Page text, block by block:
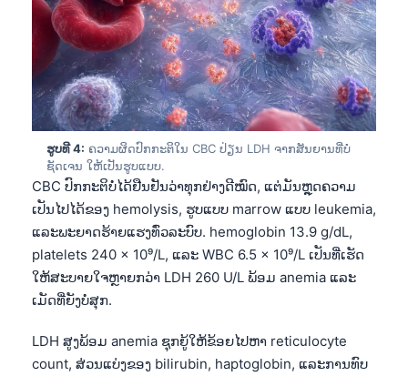
ຮູບທີ 4: ຄວາມຜິດປົກກະຕິໃນ CBC ປ່ຽນ LDH ຈາກສັນຍານທີ່ບໍ່
ຊັດເຈນ ໃຫ້ເປັນຮູບແບບ.
CBC ປົກກະຕິບໍ່ໄດ້ຢືນຢັນວ່າທຸກຢ່າງດີໝົດ, ແຕ່ມັນຫຼຸດຄວາມ
ເປັນໄປໄດ້ຂອງ hemolysis, ຮູບແບບ marrow ແບບ leukemia,
ແລະພະຍາດຮ້າຍແຮງທົ່ວລະບົບ. hemoglobin 13.9 g/dL,
platelets 240 × 10⁹/L, ແລະ WBC 6.5 × 10⁹/L ເປັນທີ່ເຮັດ
ໃຫ້ສະບາຍໃຈຫຼາຍກວ່າ LDH 260 U/L ພ້ອມ anemia ແລະ
ເມັດທີ່ຍັງບໍ່ສຸກ.
LDH ສູງພ້ອມ anemia ຊຸກຍູ້ໃຫ້ຂ້ອຍໄປຫາ reticulocyte
count, ສ່ວນແບ່ງຂອງ bilirubin, haptoglobin, ແລະການທົບ